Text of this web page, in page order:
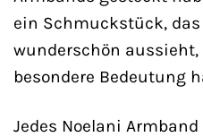
ein Schmuckstück,
wunderschön
besondere Bedeutung
Jedes Noelani